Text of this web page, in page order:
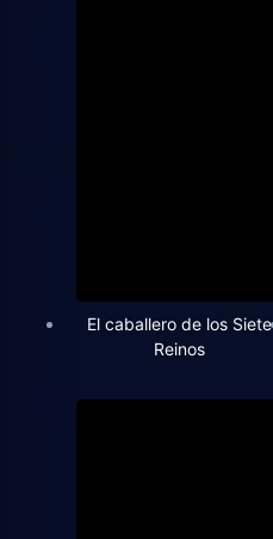
El caballero de los Siete
Reinos